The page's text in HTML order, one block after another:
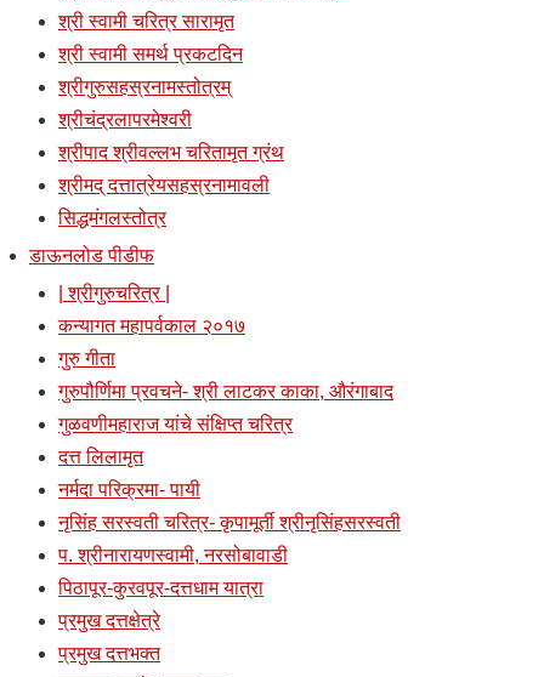
श्री स्वामी चरित्र सारामृत
श्री स्वामी समर्थ प्रकटदिन
श्रीगुरुसहस्रनामस्तोत्रम्
श्रीचंद्रलापरमेश्वरी
श्रीपाद श्रीवल्लभ चरितामृत ग्रंथ
श्रीमद् दत्तात्रेयसहस्रनामावली
सिद्धमंगलस्तोत्र
डाऊनलोड पीडीफ
| श्रीगुरुचरित्र |
कन्यागत महापर्वकाल २०१७
गुरु गीता
गुरुपौर्णिमा प्रवचने- श्री लाटकर काका, औरंगाबाद
गुळवणीमहाराज यांचे संक्षिप्त चरित्र
दत्त लिलामृत
नर्मदा परिक्रमा- पायी
नृसिंह सरस्वती चरित्र- कृपामूर्ती श्रीनृसिंहसरस्वती
प. श्रीनारायणस्वामी, नरसोबावाडी
पिठापूर-कुरवपूर-दत्तधाम यात्रा
प्रमुख दत्तक्षेत्रे
प्रमुख दत्तभक्त